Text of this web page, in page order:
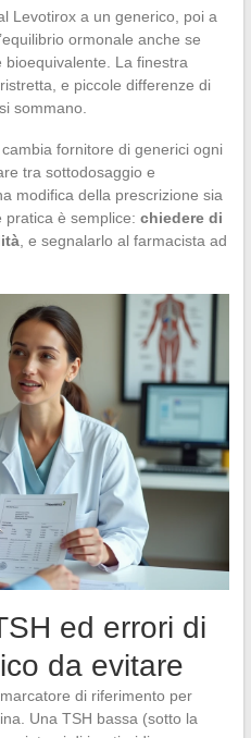
Levotirox a un generico, poi a
ormonale anche se
La finestra
e piccole differenze di
sommano.
fornitore di generici ogni
tra sottodosaggio e
modifica della prescrizione sia
è semplice: chiedere di
, e segnalarlo al farmacista ad
ed errori di
da evitare
di riferimento per
Una TSH bassa (sotto la